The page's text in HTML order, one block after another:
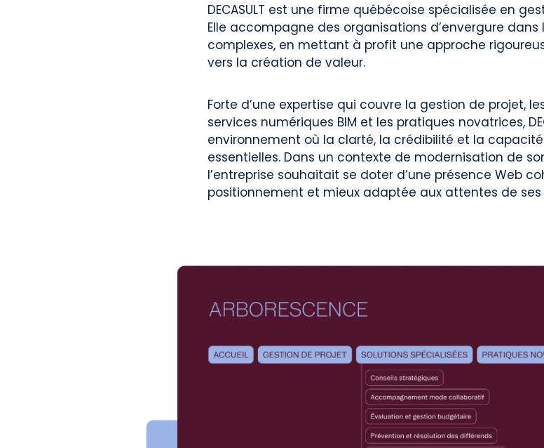
DECASULT est une firme québécoise spécialisée en
Elle accompagne des organisations d’envergure
complexes, en mettant à profit une approche
vers la création de valeur.
Forte d’une expertise qui couvre la gestion de projet,
services numériques BIM et les pratiques novatrices,
environnement où la clarté, la crédibilité et la
essentielles. Dans un contexte de modernisation de
l’entreprise souhaitait se doter d’une présence Web
positionnement et mieux adaptée aux attentes de